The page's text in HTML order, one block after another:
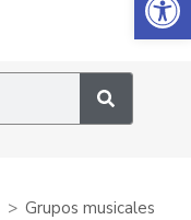
Grupos musicales